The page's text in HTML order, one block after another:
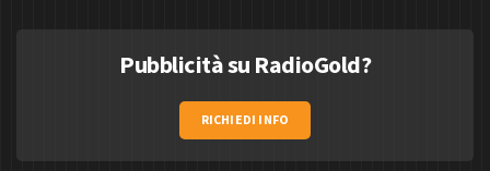
Pubblicità su RadioGold?
RICHIEDI INFO